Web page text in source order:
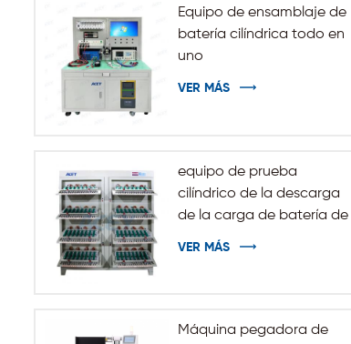
Equipo de ensamblaje de
batería cilíndrica todo en
uno
VER MÁS
equipo de prueba
cilíndrico de la descarga
de la carga de batería de
5V 10A 20A 18650-32140
VER MÁS
Máquina pegadora de